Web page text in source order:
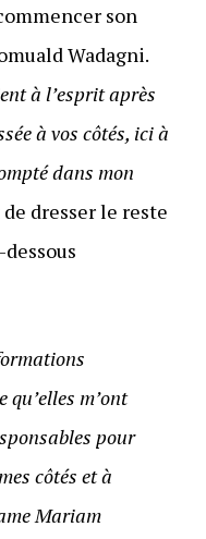
son
Wadagni.
à l’esprit après
à vos côtés, ici à
dans mon
dresser le reste
m’ont
pour
côtés et à
Mariam